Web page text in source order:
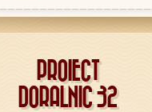
PROIECT
DORALNIC 32